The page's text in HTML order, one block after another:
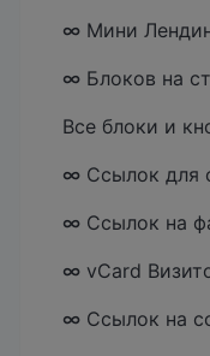
∞ Мини
∞ Блоков на
Все блоки и
∞ Ссылок для
∞ Ссылок на
∞ vCard
∞ Ссылок на